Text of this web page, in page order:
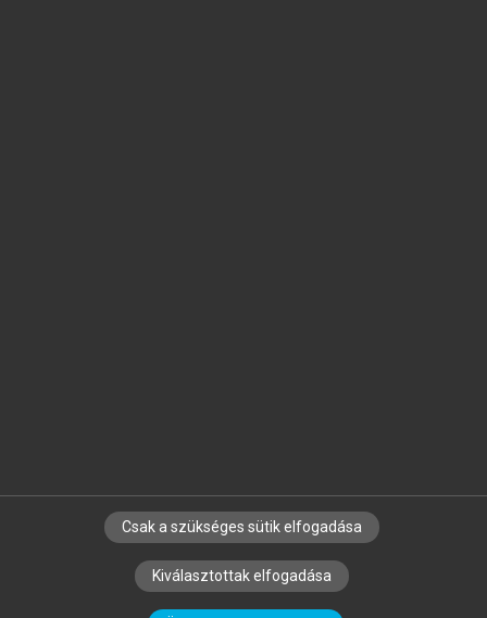
SZERZŐKNEK CÉGEKNEK KÖNYVTÁROSOKNAK
SZERKESZTÉSI ÉS LEKTORÁLÁSI ALAPELVEK
Csak a szükséges sütik elfogadása
Kiválasztottak elfogadása